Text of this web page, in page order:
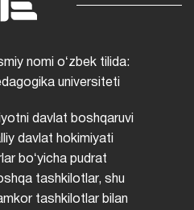
nomi oʻzbek tilida:
universiteti
davlat boshqaruvi
davlat hokimiyati
boʻyicha pudrat
tashkilotlar, shu
tashkilotlar bilan